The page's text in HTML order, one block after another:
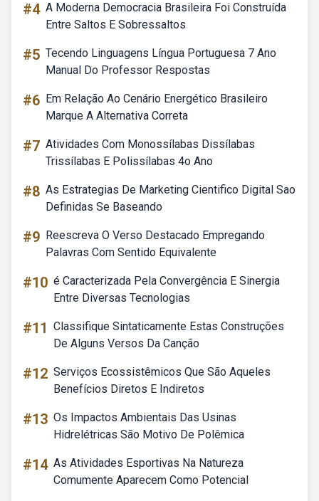
#4 A Moderna Democracia Brasileira Foi Construída
Entre Saltos E Sobressaltos
#5 Tecendo Linguagens Língua Portuguesa 7 Ano
Manual Do Professor Respostas
#6 Em Relação Ao Cenário Energético Brasileiro
Marque A Alternativa Correta
#7 Atividades Com Monossílabas Dissílabas
Trissílabas E Polissílabas 4o Ano
#8 As Estrategias De Marketing Cientifico Digital Sao
Definidas Se Baseando
#9 Reescreva O Verso Destacado Empregando
Palavras Com Sentido Equivalente
#10 é Caracterizada Pela Convergência E Sinergia
Entre Diversas Tecnologias
#11 Classifique Sintaticamente Estas Construções
De Alguns Versos Da Canção
#12 Serviços Ecossistêmicos Que São Aqueles
Benefícios Diretos E Indiretos
#13 Os Impactos Ambientais Das Usinas
Hidrelétricas São Motivo De Polêmica
#14 As Atividades Esportivas Na Natureza
Comumente Aparecem Como Potencial